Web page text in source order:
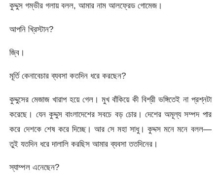
কুদ্দুস গম্ভীর গলায় বলল, আমার নাম আলফ্রেড গোমেজ।
আপনি খ্রিস্টান?
জ্বি।
মূর্তি কেনাবেচার ব্যবসা কতদিন ধরে করছেন?
কুদ্দুসের মেজাজ খারাপ হয়ে গেল। মুখ বাঁকিয়ে কী বিশ্রী ভঙ্গিতেই না প্রশ্নটা
করেছে। যেন কুদ্দুস বাংলাদেশের সবচে বড় চোর। দেশের অমূল্য সম্পদ পার
করে দেশকে শেষ করে দিচ্ছে। আর সে মহা সাধু। কুদ্দস মনে মনে বলল—
তুই যতদিন ধরে দালালি করছিস আমার ব্যবসা ততদিনের।
স্যাম্পল এনেছেন?